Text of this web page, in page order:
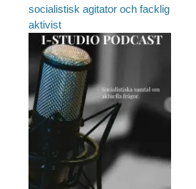
socialistisk agitator och facklig
aktivist